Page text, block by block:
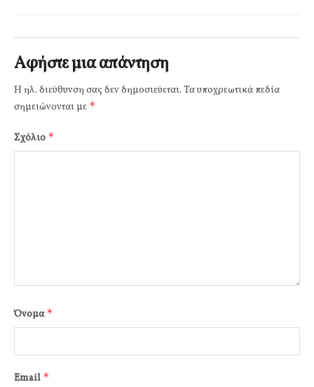
Αφήστε μια απάντηση
Η ηλ. διεύθυνση σας δεν δημοσιεύεται. Τα υποχρεωτικά πεδία
σημειώνονται με *
Σχόλιο *
Όνομα*
Email *